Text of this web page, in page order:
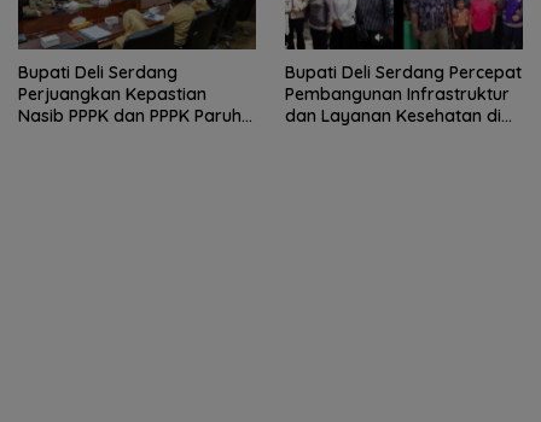
Bupati Deli Serdang
Perjuangkan Kepastian
Nasib PPPK dan PPPK Paruh
Bupati Deli Serdang Percepat
Pembangunan Infrastruktur
dan Layanan Kesehatan di